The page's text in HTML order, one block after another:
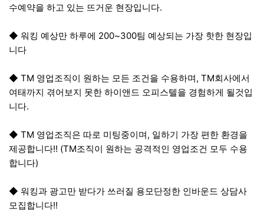
수예약을 하고 있는 뜨거운 현장입니다.
◆ 워킹 예상만 하루에 200~300팀 예상되는 가장 핫한 현장입
니다
◆ TM 영업조직이 원하는 모든 조건을 수용하며, TM회사에서
여태까지 겪어보지 못한 하이앤드 오피스텔을 경험하게 될것입
니다.
◆ TM 영업조직은 따로 미팅중이며, 일하기 가장 편한 환경을
제공합니다!! (TM조직이 원하는 공격적인 영업조건 모두 수용
합니다)
◆ 워킹과 광고만 받다가 쓰러질 용모단정한 인바운드 상담사
모집합니다!!